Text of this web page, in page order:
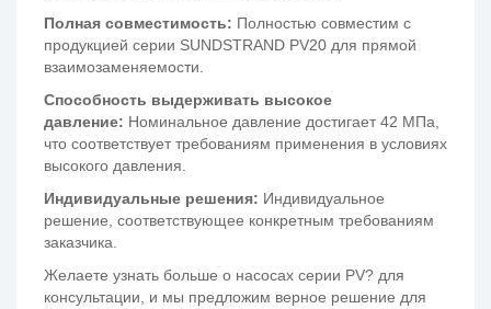
Полная совместимость: Полностью совместим с
продукцией серии SUNDSTRAND PV20 для прямой
взаимозаменяемости.
Способность выдерживать высокое
давление: Номинальное давление достигает 42 МПа,
что соответствует требованиям применения в условиях
высокого давления.
Индивидуальные решения: Индивидуальное
решение, соответствующее конкретным требованиям
заказчика.
Желаете узнать больше о насосах серии PV? для
консультации, и мы предложим верное решение для